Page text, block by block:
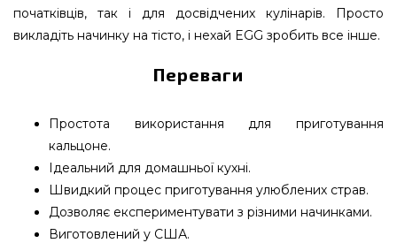
початківців, так і для досвідчених кулінарів. Просто
викладіть начинку на тісто, і нехай EGG зробить все інше.
Переваги
Простота використання для приготування
кальцоне.
Ідеальний для домашньої кухні.
Швидкий процес приготування улюблених страв.
Дозволяє експериментувати з різними начинками.
Виготовлений у США.